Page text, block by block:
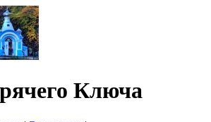
Ключа